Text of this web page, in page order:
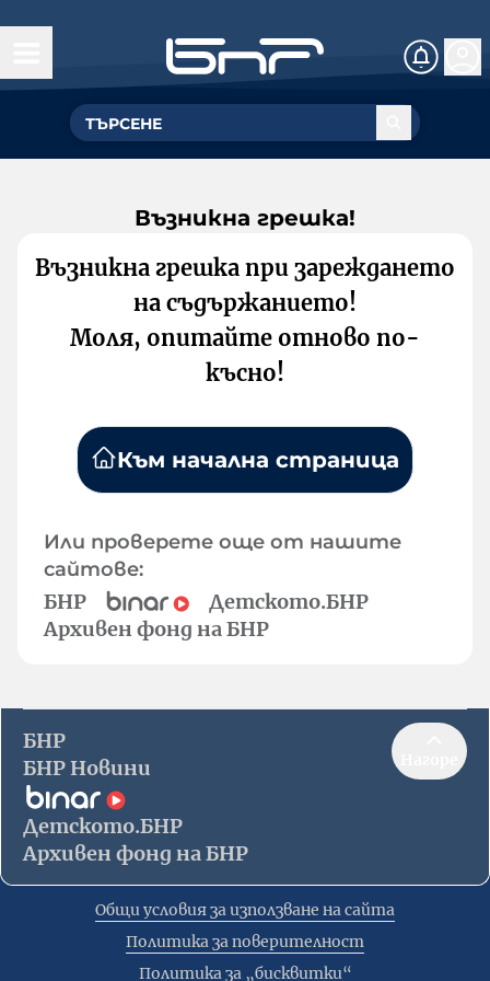
Възникна грешка!
Възникна грешка при зареждането
на съдържанието!
Моля, опитайте отново по-
късно!
Към начална страница
Или проверете още от нашите
сайтове:
БНР
Детското.БНР
Архивен фонд на БНР
БНР
БНР Новини
Детското.БНР
Архивен фонд на БНР
Общи условия за използване на сайта
Политика за поверителност
Политика за „бисквитки“